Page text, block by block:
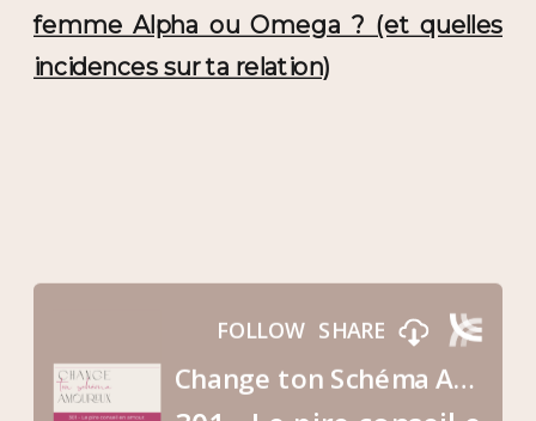
femme Alpha ou Omega ? (et quelles
incidences sur ta relation)